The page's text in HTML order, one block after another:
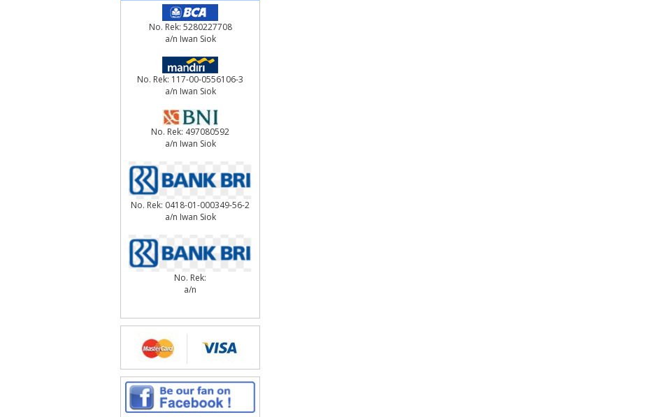
No. Rek: 5280227708
a/n Iwan Siok
No. Rek: 117-00-0556106-3
a/n Iwan Siok
No. Rek: 497080592
a/n Iwan Siok
No. Rek: 0418-01-000349-56-2
a/n Iwan Siok
No. Rek:
a/n